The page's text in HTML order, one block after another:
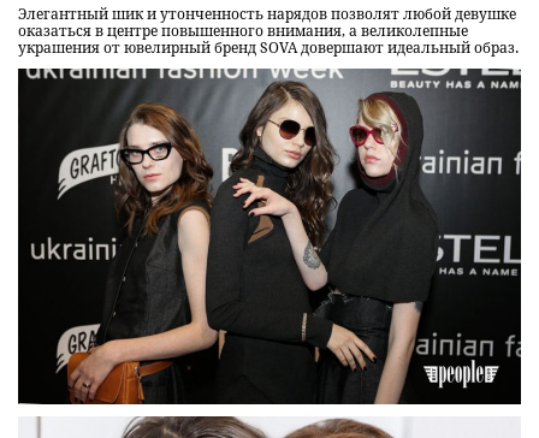
Элегантный шик и утонченность нарядов позволят любой девушке
оказаться в центре повышенного внимания, а великолепные
украшения от ювелирный бренд SOVA довершают идеальный образ.